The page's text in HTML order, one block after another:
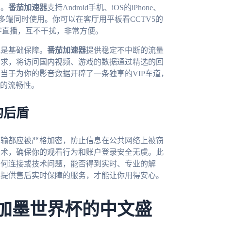
番茄加速器支持Android手机、iOS的iPhone、
端同时使用。你可以在客厅用平板看CCTV5的
播，互不干扰，非常方便。
基础保障。 番茄加速器提供稳定不中断的流量
，将访问国内视频、游戏的数据通过精选的回
于为你的影音数据开辟了一条独享的VIP车道，
流畅性。
后盾
都应被严格加密，防止信息在公共网络上被窃
，确保你的观看行为和账户登录安全无虞。此
连接或技术问题，能否得到实时、专业的解
供售后实时保障的服务，才能让你用得安心。
墨世界杯的中文盛